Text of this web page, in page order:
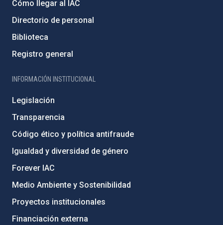
Cómo llegar al IAC
Directorio de personal
Biblioteca
Registro general
INFORMACIÓN INSTITUCIONAL
Legislación
Transparencia
Código ético y política antifraude
Igualdad y diversidad de género
Forever IAC
Medio Ambiente y Sostenibilidad
Proyectos institucionales
Financiación externa